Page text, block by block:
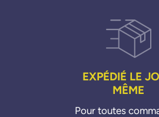
EXPÉDIÉ LE
MÊME
Pour toutes